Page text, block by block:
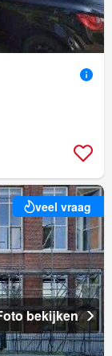
veel vraag
bekijken